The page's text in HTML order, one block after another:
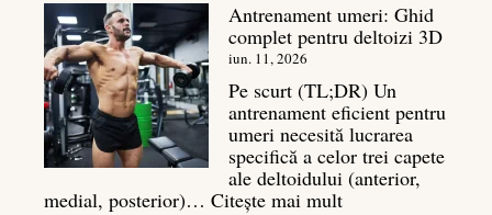
culturism:
Inamicul
tăcut
al
masei
musculare
Antrenament umeri: Ghid
complet pentru deltoizi 3D
iun. 11, 2026
Pe scurt (TL;DR) Un
antrenament eficient pentru
umeri necesită lucrarea
specifică a celor trei capete
ale deltoidului (anterior,
medial, posterior)… Citește mai mult: